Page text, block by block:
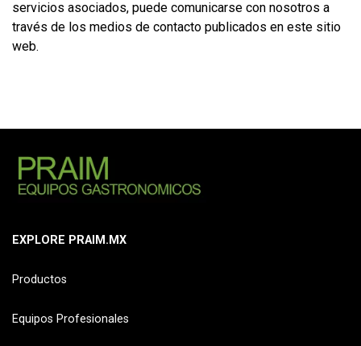
servicios asociados, puede comunicarse con nosotros a
través de los medios de contacto publicados en este sitio
web.
EXPLORE PRAIM.MX
Productos
Equipos Profesionales